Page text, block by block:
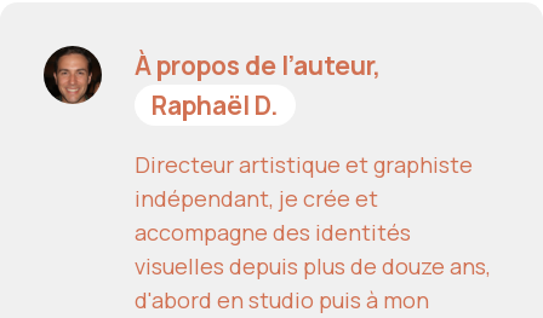
À propos de l’auteur,
Raphaël D.
Directeur artistique et graphiste
indépendant, je crée et
accompagne des identités
visuelles depuis plus de douze ans,
d'abord en studio puis à mon